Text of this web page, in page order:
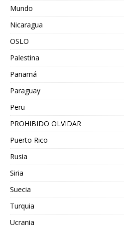
Mundo
Nicaragua
OSLO
Palestina
Panamá
Paraguay
Peru
PROHIBIDO OLVIDAR
Puerto Rico
Rusia
Siria
Suecia
Turquia
Ucrania